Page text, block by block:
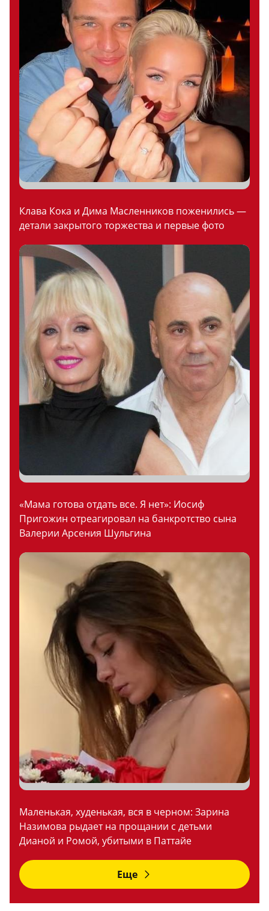
Клава Кока и Дима Масленников поженились —
детали закрытого торжества и первые фото
«Мама готова отдать все. Я нет»: Иосиф
Пригожин отреагировал на банкротство сына
Валерии Арсения Шульгина
Маленькая, худенькая, вся в черном: Зарина
Назимова рыдает на прощании с детьми
Дианой и Ромой, убитыми в Паттайе
Еще